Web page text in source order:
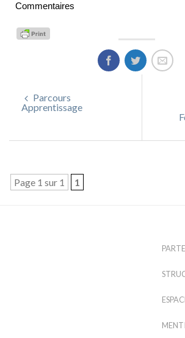
Commentaires
Parcours
Apprentissage
Page 1 sur 1 1